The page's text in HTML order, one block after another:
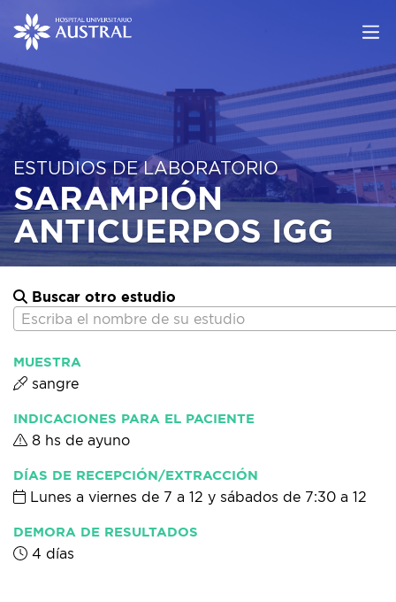
ESTUDIOS DE LABORATORIO
SARAMPIÓN
ANTICUERPOS IGG
Buscar otro estudio
Escriba el nombre de su estudio
MUESTRA
sangre
INDICACIONES PARA EL PACIENTE
8 hs de ayuno
DÍAS DE RECEPCIÓN/EXTRACCIÓN
Lunes a viernes de 7 a 12 y sábados de 7:30 a 12
DEMORA DE RESULTADOS
4 días